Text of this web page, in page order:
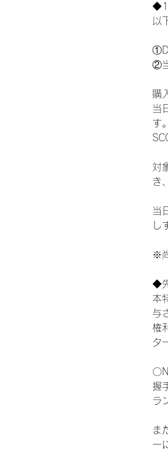
以
②
購
当
す
対
き
当
し
※
◆
本
与
権
タ
〇
握
ラ
ま
ー